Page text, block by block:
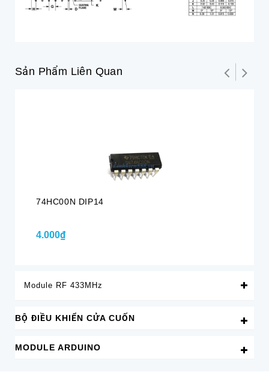
Sản Phẩm Liên Quan
74HC00N DIP14
4.000₫
Module RF 433MHz
BỘ ĐIỀU KHIỂN CỬA CUỐN
MODULE ARDUINO